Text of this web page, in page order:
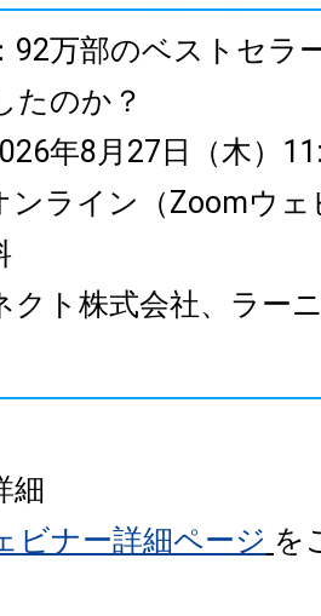
92万部のベストセラ
たのか？
年8月27日（木）
ンライン（Zoomウェ
クト株式会社、ラー
細
ビナー詳細ページ を